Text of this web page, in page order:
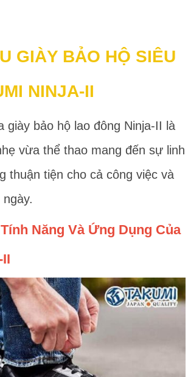
GIÀY BẢO HỘ SIÊU
NINJA-II
giày bảo hộ lao đông Ninja-II là
vừa thể thao mang đến sự linh
thuận tiện cho cả công việc và
Năng Và Ứng Dụng Của